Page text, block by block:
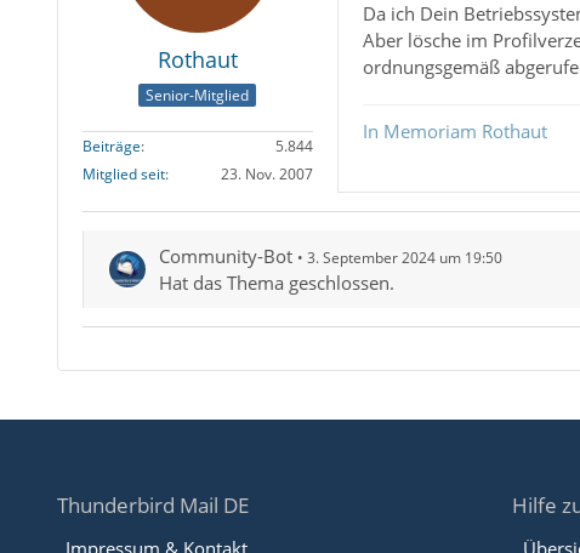
Rothaut
Senior-Mitglied
Beiträge
5.844
Mitglied seit
23. Nov. 2007
Da ich Dein
Aber lösche im
ordnungsgemäß
In Memoriam Rothaut
Community-Bot 3. September 2024 um 19:50
Hat das Thema geschlossen.
Thunderbird Mail DE
Impressum & Kontakt
Hilfe